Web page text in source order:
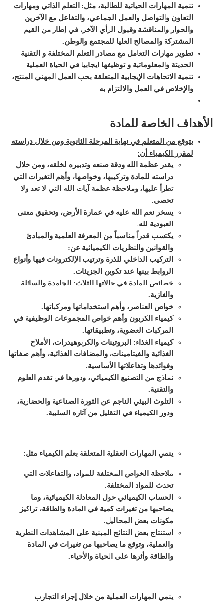
تنمية المهارات الحياتية للطالبة، مثل: التعلم الذاتي ومهارات
التعاون والتواصل والعمل الجماعي، والتفاعل مع الآخرين
والحوار والمناقشة وقبول الرأي الآخر، في إطار من القيم
المشتركة والمصالح العليا للمجتمع والوطن.
تطوير مهارات التعامل مع مصادر التعلم المختلفة و التقنية
الحديثة والمعلوماتية و توظيفها ايجابيا في الحياة العملية
تنمية الاتجاهات الإيجابية المتعلقة بحب العمل المهني المنتج،
والإخلاص في العمل والالتزام به
الأهداف الخاصة للمادة
يتوقع من المتعلم في نهاية المرحلة الثانوية ومن خلال دراسته
لمقرر الكيمياء أن:
يقدر عظمة الله ودقة صنعه وتدبيره لخلقه، ومن خلال
دراسته للمادة وتركيبها، وخواصها، وأهم التغيرات التي
تطرأ عليها، وملاحظة عظمة آيات الله التي لا تعد ولا
تحصى.
يسخر نعم الله عليه في عمارة الأرض، وتحقيق معنى
العبودية لله.
يكتسب قدراً مناسباً من المعرفة العلمية والمبادئ
والقوانين والنظريات الكيميائية عن:
التركيب الداخلي للذرة وترتيب الإلكترونات فيها وأنواع
الروابط بينها عند تكوين الجزيئات.
خصائص المادة في حالاتها الثلاث: الجامدة والسائلة
والغازية.
خواص العناصر، وأهم استخداماتها ومركباتها.
كيمياء الكربون وأهم خواص المجموعات الوظيفية في
المركبات العضوية، وتطبيقاتها.
كيمياء الغذاء: البروتينات والكربوهيدرات، الأملاح
الغذائية والفيتامينات، والمضافات الغذائية، وأهم صفاتها
وفوائدها وتفاعلاتها الأساسية.
نماذج من التصنيع الكيميائي، ودورها في تقدم العلوم
والتقنية.
التلوث البيئي الناجم عن الثورة الصناعية والحضارية،
ودور الكيمياء في التقليل من آثاره السلبية.
ينمي المهارات العقلية المتعلقة بعلم الكيمياء مثل:
ملاحظة الخواص المختلفة للمواد، والتفاعلات التي
تحدث للمواد المختلفة.
الحساب الكيميائي حول المعادلة الكيميائية، وما
يصاحبها من تغيرات كمية في المادة والطاقة، تراكيز
مكونات بعض المحاليل.
استنتاج بعض النتائج المبنية على المشاهدات النظرية
والعملية، وتوقع ما يصاحبها من تغيرات في المادة
والطاقة وأثرها على الحياة والأحياء.
ينمي المهارات العملية من خلال إجراء التجارب